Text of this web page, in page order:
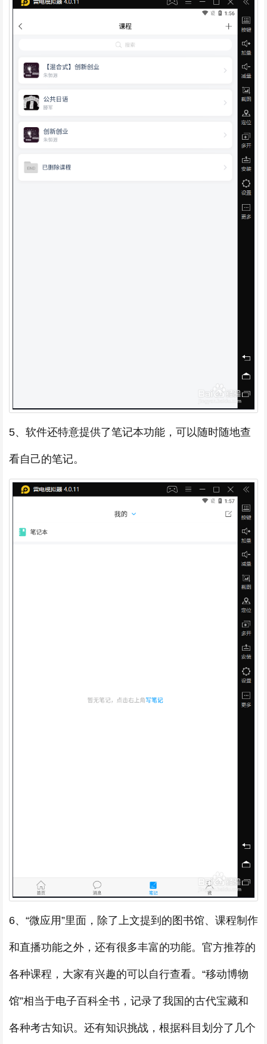
5、软件还特意提供了笔记本功能，可以随时随地查
看自己的笔记。
6、“微应用”里面，除了上文提到的图书馆、课程制作
和直播功能之外，还有很多丰富的功能。官方推荐的
各种课程，大家有兴趣的可以自行查看。“移动博物
馆”相当于电子百科全书，记录了我国的古代宝藏和
各种考古知识。还有知识挑战，根据科目划分了几个